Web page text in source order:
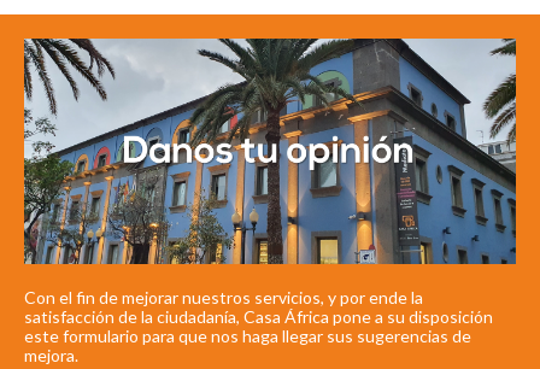
Con el fin de mejorar nuestros servicios, y por ende la
satisfacción de la ciudadanía, Casa África pone a su disposición
este formulario para que nos haga llegar sus sugerencias de
mejora.